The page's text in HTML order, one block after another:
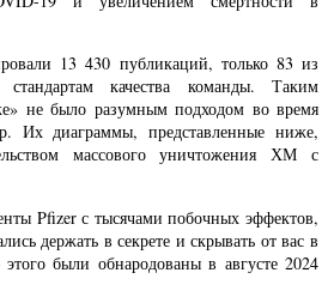
13 430 публикаций, только 83 из
стандартам качества команды. Таким
не было разумным подходом во время
Их диаграммы, представленные ниже,
массового уничтожения ХМ с
Pfizer с тысячами побочных эффектов,
держать в секрете и скрывать от вас в
были обнародованы в августе 2024